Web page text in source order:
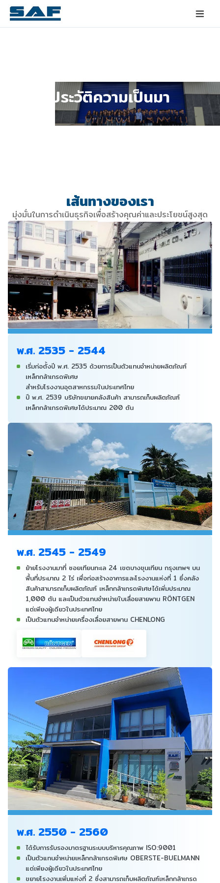
ประวัติความเป็นมา
เส้นทางของเรา
มุ่งมั่นในการดำเนินธุรกิจเพื่อสร้างคุณค่าและประโยชน์สูงสุด
พ.ศ. 2535 - 2544
เริ่มก่อตั้งปี พ.ศ. 2535 ด้วยการเป็นตัวแทนจำหน่ายผลิตภัณฑ์
เหล็กกล้าเกรดพิเศษ
สำหรับโรงงานอุตสาหกรรมในประเทศไทย
ปี พ.ศ. 2539 บริษัทขยายคลังสินค้า สามารถเก็บผลิตภัณฑ์
เหล็กกล้าเกรดพิเศษได้ประมาณ 200 ตัน
พ.ศ. 2545 - 2549
ย้ายโรงงานมาที่ ซอยเทียนทะเล 24 เขตบางขุนเทียน กรุงเทพฯ บน
พื้นที่ประมาณ 2 ไร่ เพื่อก่อสร้างอาคารและโรงงานแห่งที่ 1 ซึ่งคลัง
สินค้าสามารถเก็บผลิตภัณฑ์ เหล็กกล้าเกรดพิเศษได้เพิ่มประมาณ
1,000 ตัน และเป็นตัวแทนจำหน่ายใบเลื่อยสายพาน RÖNTGEN
แต่เพียงผู้เดียวในประเทศไทย
เป็นตัวแทนจำหน่ายเครื่องเลื่อยสายพาน CHENLONG
พ.ศ. 2550 - 2560
ได้รับการรับรองมาตรฐานระบบบริหารคุณภาพ ISO:9001
เป็นตัวแทนจำหน่ายเหล็กกล้าเกรดพิเศษ OBERSTE-BUELMANN
แต่เพียงผู้เดียวในประเทศไทย
ขยายโรงงานเพิ่มแห่งที่ 2 ซึ่งสามารถเก็บผลิตภัณฑ์เหล็กกล้าเกรด